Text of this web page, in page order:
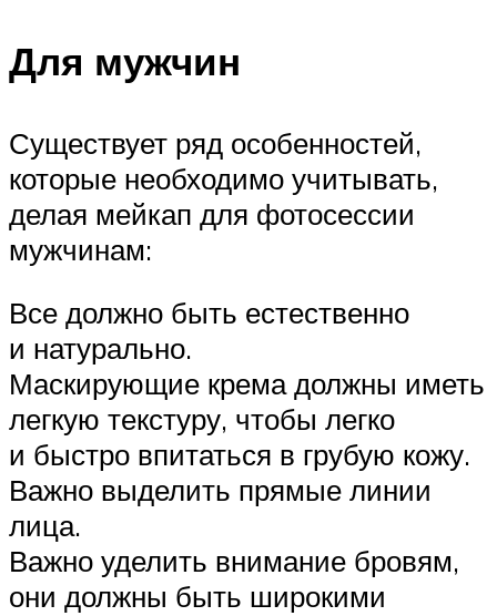
Для мужчин
Существует ряд особенностей,
которые необходимо учитывать,
делая мейкап для фотосессии
мужчинам:
Все должно быть естественно
и натурально.
Маскирующие крема должны иметь
легкую текстуру, чтобы легко
и быстро впитаться в грубую кожу.
Важно выделить прямые линии
лица.
Важно уделить внимание бровям,
они должны быть широкими